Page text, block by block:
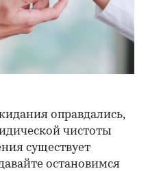
оправдались,
чистоты
существует
остановимся